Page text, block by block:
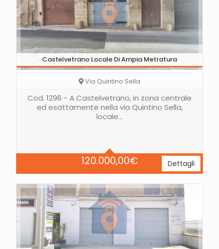
Castelvetrano Locale Di Ampia Metratura
120.000,00€
Via Quintino Sella
Cod. 1296 - A Castelvetrano, in zona centrale
ed esattamente nella via Quintino Sella,
locale…
Dettagli